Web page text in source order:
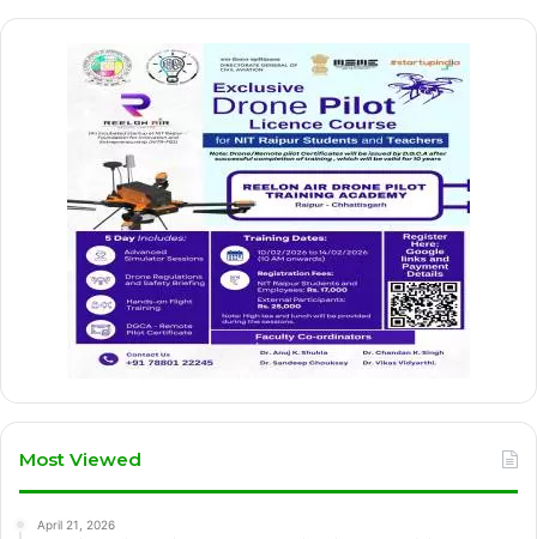
Most Viewed
April 21, 2026